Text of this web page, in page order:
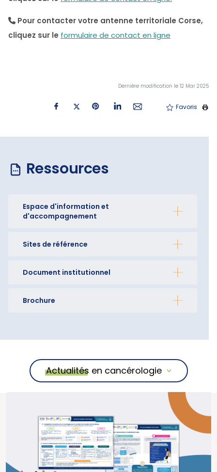
Pour contacter votre antenne territoriale Corse,
cliquez sur le formulaire de contact en ligne
Dernière modification le 12 Mar 2025
Favoris
Ressources
Espace d'information et
d'accompagnement
Sites de référence
Document institutionnel
Brochure
Actualités en cancérologie